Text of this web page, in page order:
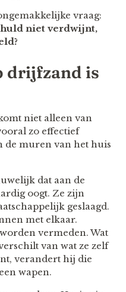
vraag:
niet verdwijnt,
drijfzand is
niet alleen van
zo effectief
de muren van het huis
dat aan de
oogt. Ze zijn
geslaagd.
met elkaar.
vermeden. Wat
van wat ze zelf
verandert hij die
wapen.